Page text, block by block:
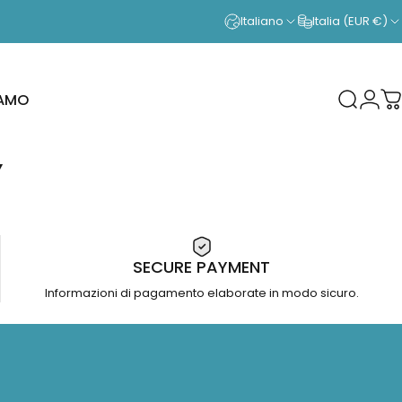
Italiano Italia (EUR €)
Cerca
SECURE PAYMENT
Informazioni di pagamento elaborate in modo sicuro.